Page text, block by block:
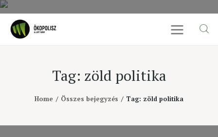
Tag: zöld politika
Home Összes bejegyzés Tag: zöld politika
Rólunk
Cikkek
SDG célok